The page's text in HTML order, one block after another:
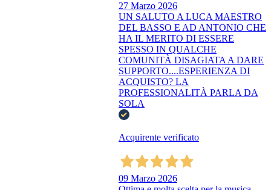
27 Marzo 2026
UN SALUTO A LUCA MAESTRO
DEL BASSO E AD ANTONIO CHE
HA IL MERITO DI ESSERE
SPESSO IN QUALCHE
COMUNITÀ DISAGIATA A DARE
SUPPORTO....ESPERIENZA DI
ACQUISTO? LA
PROFESSIONALITÀ PARLA DA
SOLA
Acquirente verificato
09 Marzo 2026